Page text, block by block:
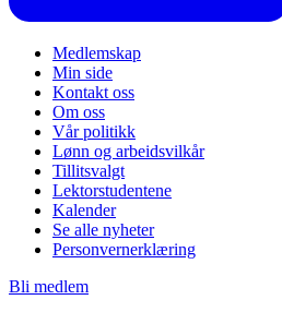
Medlemskap
Min side
Kontakt oss
Om oss
Vår politikk
Lønn og arbeidsvilkår
Tillitsvalgt
Lektorstudentene
Kalender
Se alle nyheter
Personvernerklæring
Bli medlem